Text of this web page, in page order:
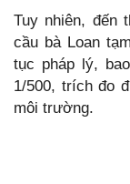
Tuy nhiên, đến
cầu bà Loan
tục pháp lý,
1/500, trích đo
môi trường.